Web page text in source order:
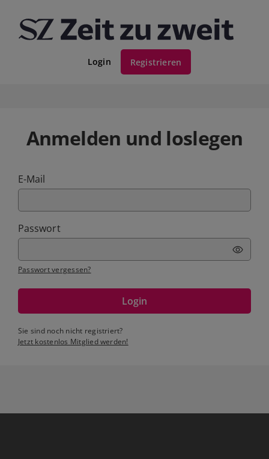
Login Registrieren
Anmelden und loslegen
E-Mail
Passwort
Passwort vergessen?
Login
Sie sind noch nicht registriert?
Jetzt kostenlos Mitglied werden!